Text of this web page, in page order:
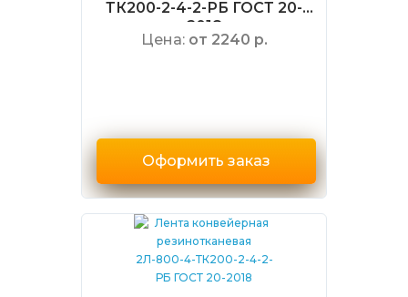
ТК200-2-4-2-РБ ГОСТ 20-
2018
Цена: от 2240 р.
Оформить заказ